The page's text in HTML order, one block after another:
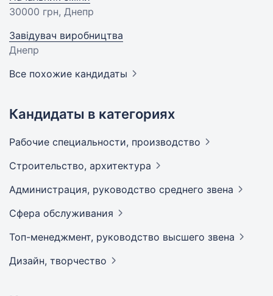
30000 грн, Днепр
Завідувач виробництва
Днепр
Все похожие кандидаты
Кандидаты в категориях
Рабочие специальности, производство
Строительство, архитектура
Администрация, руководство среднего звена
Сфера обслуживания
Топ-менеджмент, руководство высшего звена
Дизайн, творчество